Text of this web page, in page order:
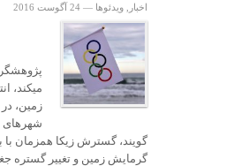
اخبار ویدئوها — 24 آگوست 2016
میکند،
شهرهای
گویند، گسترش زیکا همزمان با
گرمایش زمین و تغییر گستره